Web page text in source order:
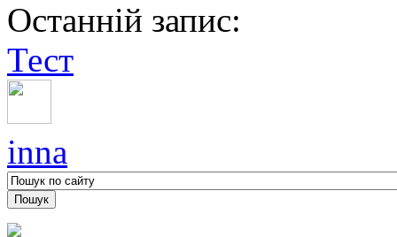
Останній запис:
Тест
inna